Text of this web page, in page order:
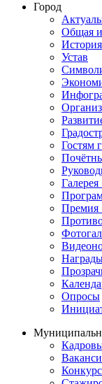
Город
Общая
История
Устав
Гостям
Премия
Опросы